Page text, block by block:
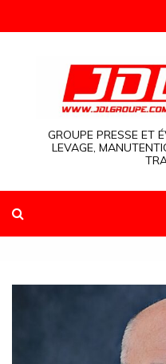
to
GROUPE PRESSE ET
LEVAGE,